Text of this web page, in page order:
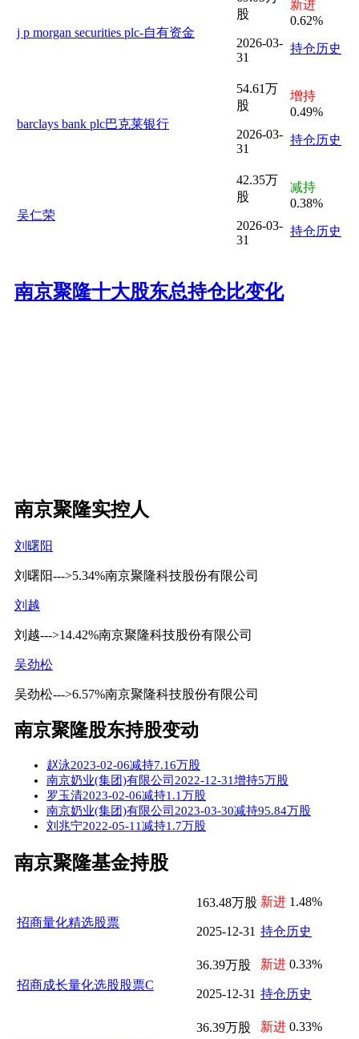
j p morgan securities plc-自有资金
股
2026-03-
31
新进
0.62%
持仓历史
barclays bank plc巴克莱银行
54.61万
股
2026-03-
31
增持
0.49%
持仓历史
吴仁荣
42.35万
股
2026-03-
31
减持
0.38%
持仓历史
南京聚隆十大股东总持仓比变化
南京聚隆实控人
刘曙阳
刘曙阳--->5.34%南京聚隆科技股份有限公司
刘越
刘越--->14.42%南京聚隆科技股份有限公司
吴劲松
吴劲松--->6.57%南京聚隆科技股份有限公司
南京聚隆股东持股变动
赵泳2023-02-06减持7.16万股
南京奶业(集团)有限公司2022-12-31增持5万股
罗玉清2023-02-06减持1.1万股
南京奶业(集团)有限公司2023-03-30减持95.84万股
刘兆宁2022-05-11减持1.7万股
南京聚隆基金持股
招商量化精选股票
163.48万股
2025-12-31
新进 1.48%
持仓历史
招商成长量化选股股票C
36.39万股
2025-12-31
新进 0.33%
持仓历史
36.39万股 新进 0.33%